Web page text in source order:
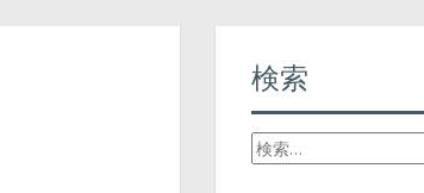
検索
検
索